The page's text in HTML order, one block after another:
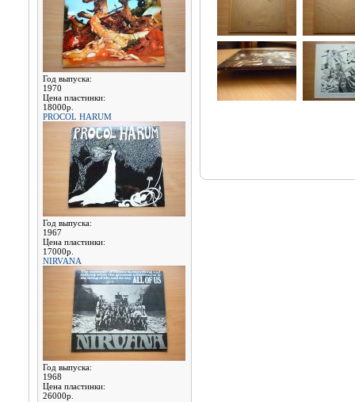
Год выпуска:
1970
Цена пластинки:
18000р.
PROCOL HARUM
Год выпуска:
1967
Цена пластинки:
17000р.
NIRVANA
Год выпуска:
1968
Цена пластинки:
26000р.